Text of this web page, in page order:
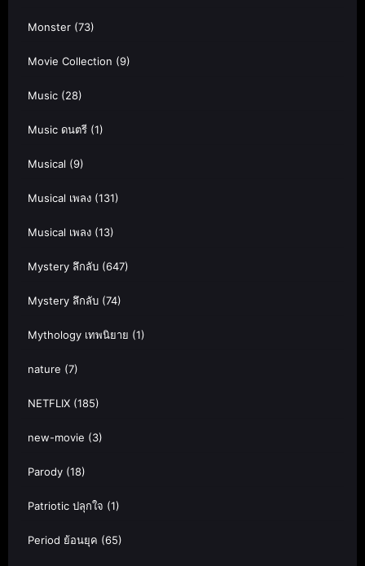
Monster (73)
Movie Collection (9)
Music (28)
Music ดนตรี (1)
Musical (9)
Musical เพลง (131)
Musical เพลง (13)
Mystery ลึกลับ (647)
Mystery ลึกลับ (74)
Mythology เทพนิยาย (1)
nature (7)
NETFLIX (185)
new-movie (3)
Parody (18)
Patriotic ปลุกใจ (1)
Period ย้อนยุค (65)